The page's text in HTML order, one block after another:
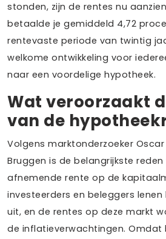
stonden, zijn de rentes nu
betaalde je gemiddeld 4,72
rentevaste periode van twintig
welkome ontwikkeling voor
naar een voordelige hypotheek.
Wat veroorzaakt
van de
Volgens marktonderzoeker
Bruggen is de belangrijkste
afnemende rente op de
investeerders en beleggers
uit, en de rentes op deze markt
de inflatieverwachtingen. Omdat